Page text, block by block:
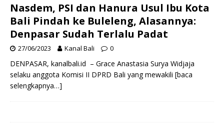
Nasdem, PSI dan Hanura Usul Ibu Kota
Bali Pindah ke Buleleng, Alasannya:
Denpasar Sudah Terlalu Padat
27/06/2023 Kanal Bali 0
DENPASAR, kanalbali.id – Grace Anastasia Surya Widjaja
selaku anggota Komisi II DPRD Bali yang mewakili [baca
selengkapnya…]